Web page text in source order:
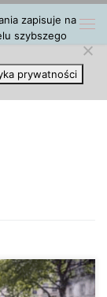
zapisuje na
szybszego
prywatności